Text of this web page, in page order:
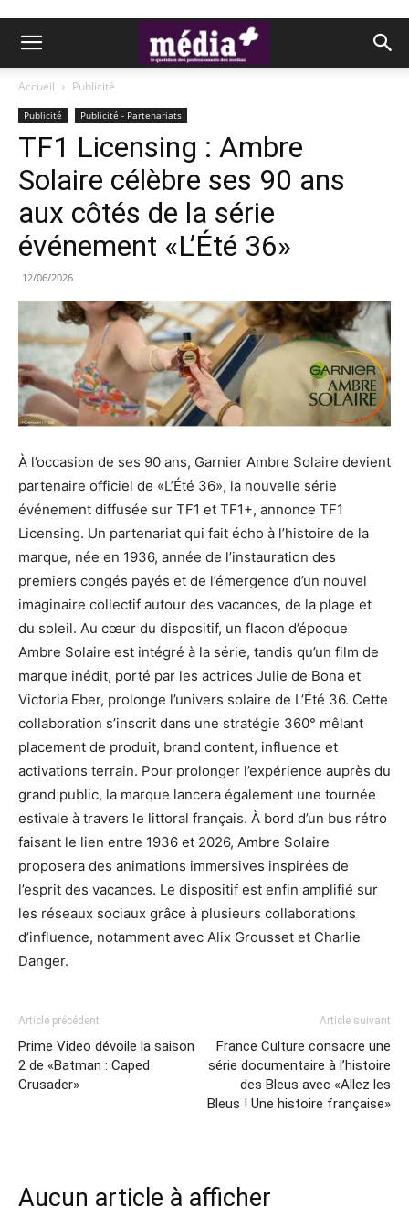
Accueil Publicité
Publicité Publicité - Partenariats
TF1 Licensing : Ambre
Solaire célèbre ses 90 ans
aux côtés de la série
événement «L’Été 36»
12/06/2026
À l’occasion de ses 90 ans, Garnier Ambre Solaire devient
partenaire officiel de «L’Été 36», la nouvelle série
événement diffusée sur TF1 et TF1+, annonce TF1
Licensing. Un partenariat qui fait écho à l’histoire de la
marque, née en 1936, année de l’instauration des
premiers congés payés et de l’émergence d’un nouvel
imaginaire collectif autour des vacances, de la plage et
du soleil. Au cœur du dispositif, un flacon d’époque
Ambre Solaire est intégré à la série, tandis qu’un film de
marque inédit, porté par les actrices Julie de Bona et
Victoria Eber, prolonge l’univers solaire de L’Été 36. Cette
collaboration s’inscrit dans une stratégie 360° mêlant
placement de produit, brand content, influence et
activations terrain. Pour prolonger l’expérience auprès du
grand public, la marque lancera également une tournée
estivale à travers le littoral français. À bord d’un bus rétro
faisant le lien entre 1936 et 2026, Ambre Solaire
proposera des animations immersives inspirées de
l’esprit des vacances. Le dispositif est enfin amplifié sur
les réseaux sociaux grâce à plusieurs collaborations
d’influence, notamment avec Alix Grousset et Charlie
Danger.
Article précédent
Prime Video dévoile la saison
2 de «Batman : Caped
Crusader»
Article suivant
France Culture consacre une
série documentaire à l’histoire
des Bleus avec «Allez les
Bleus ! Une histoire française»
Aucun article à afficher